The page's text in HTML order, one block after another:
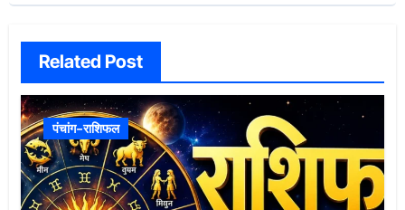
Related Post
पंचांग-राशिफल